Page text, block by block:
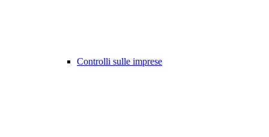
Controlli sulle imprese